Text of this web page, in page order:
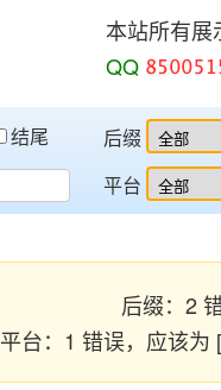
本站所有展
QQ
结尾
后缀
平台
后缀：2
平台：1 错误，应该